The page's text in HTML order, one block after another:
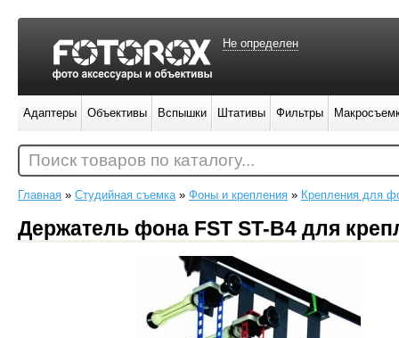
Главная » Студийная съемка» Фоны и крепления » Крепления для
Держатель фона FST ST-B4 для
Не определен
Адаптеры Объективы Вспышки Штативы Фильтры
Поиск товаров по каталогу...